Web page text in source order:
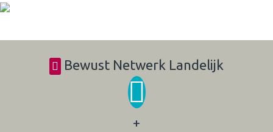
Bewust Netwerk Landelijk
+